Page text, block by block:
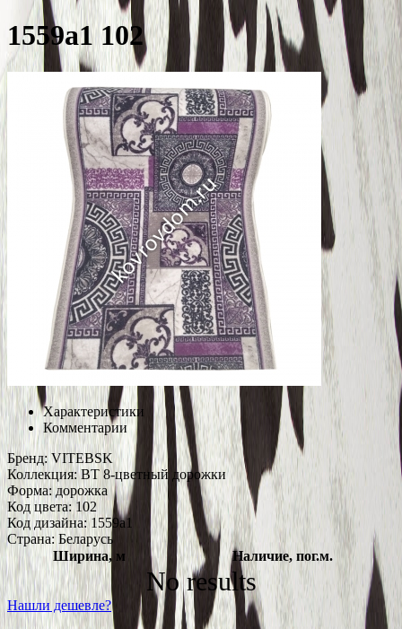
1559a1 102
Характеристики
Комментарии
Бренд: VITEBSK
Коллекция:ВТ 8-цветный дорожки
Форма: дорожка
Код цвета:102
Код дизайна:1559a1
Страна: Беларусь
Ширина, м
Наличие, пог.м.
No results
Нашли дешевле?